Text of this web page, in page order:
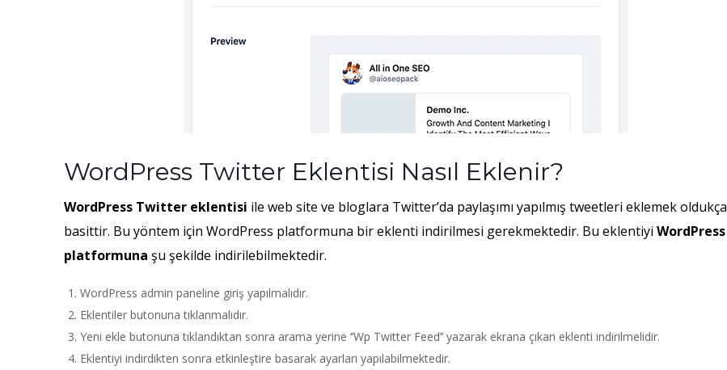
WordPress Twitter Eklentisi Nasıl Eklenir?
WordPress Twitter eklentisi ile web site ve bloglara Twitter’da paylaşımı yapılmış tweetleri eklemek oldukça
basittir. Bu yöntem için WordPress platformuna bir eklenti indirilmesi gerekmektedir. Bu eklentiyi WordPress
platformuna şu şekilde indirilebilmektedir.
WordPress admin paneline giriş yapılmalıdır.
Eklentiler butonuna tıklanmalıdır.
Yeni ekle butonuna tıklandıktan sonra arama yerine ‘’Wp Twitter Feed’’ yazarak ekrana çıkan eklenti indirilmelidir.
Eklentiyi indirdikten sonra etkinleştire basarak ayarları yapılabilmektedir.